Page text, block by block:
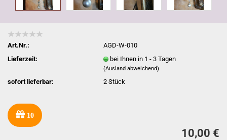
Art.Nr.:
AGD-W-010
Lieferzeit:
bei Ihnen in 1 - 3 Tagen
(Ausland abweichend)
sofort lieferbar: 2Stück
10
10,00 €